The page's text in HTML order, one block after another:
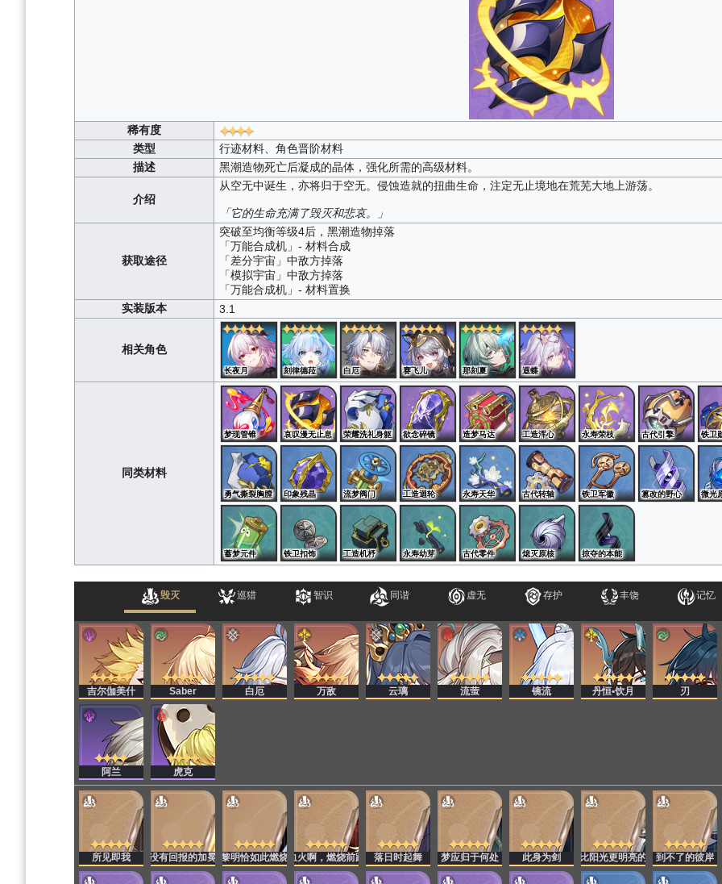
稀有度
类型
行迹材料、角色晋阶材料
描述
黑潮造物死亡后凝成的晶体，强化所需的高级材料。
介绍
从空无中诞生，亦将归于空无。侵蚀造就的扭曲生命，注定无止境地在荒芜大地上游荡。
「它的生命充满了毁灭和悲哀。」
获取途径
突破至均衡等级4后，黑潮造物掉落
「万能合成机」- 材料合成
「差分宇宙」中敌方掉落
「模拟宇宙」中敌方掉落
「万能合成机」- 材料置换
实装版本
3.1
相关角色
长夜月 刻律德菈 白厄 赛飞儿 那刻夏 遐蝶
同类材料
梦现管锥 哀叹漫无止息 荣耀洗礼身躯 欲念碎镜 造梦马达 工造浑心 永寿荣枝 古代引擎 铁卫
勇气撕裂胸膛 印象残晶 流梦阀门 工造迴轮 永寿天华 古代转轴 铁卫军徽 篡改的野心 微光
蓄梦元件 铁卫扣饰 工造机杼 永寿幼芽 古代零件 熄灭原核 掠夺的本能
毁灭 巡猎 智识 同谐 虚无 存护 丰饶 记忆
吉尔伽美什 Saber 白厄 万敌 云璃 流萤 镜流 丹恒•饮月 刃
阿兰 虎克
所见即我 没有回报的加冕 黎明恰如此燃烧 血火啊，燃烧前路 落日时起舞 梦应归于何处 此身为剑 比阳光更明亮的 到不了的彼岸